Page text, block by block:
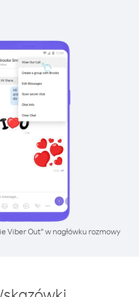
Viber Out” w nagłówku rozmowy